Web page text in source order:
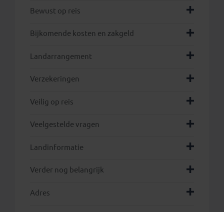
Bewust op reis
Bijkomende kosten en zakgeld
Landarrangement
Verzekeringen
Veilig op reis
Veelgestelde vragen
Landinformatie
Verder nog belangrijk
Adres